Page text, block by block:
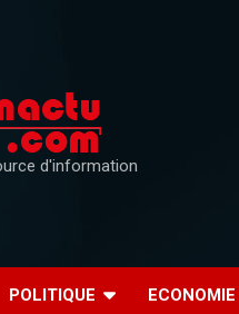
d'information
POLITIQUE ECONOMIE